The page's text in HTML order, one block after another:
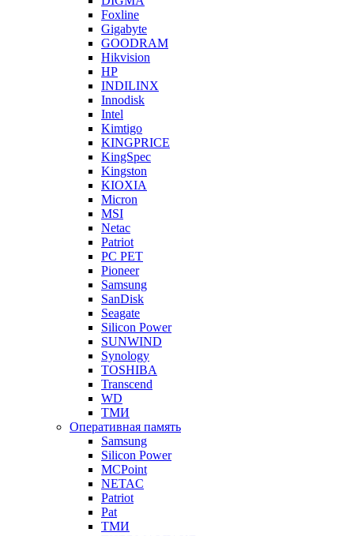
Foxline
Gigabyte
GOODRAM
Hikvision
HP
INDILINX
Innodisk
Intel
Kimtigo
KINGPRICE
KingSpec
Kingston
KIOXIA
Micron
MSI
Netac
Patriot
PC PET
Pioneer
Samsung
SanDisk
Seagate
Silicon Power
SUNWIND
Synology
TOSHIBA
Transcend
WD
ТМИ
Оперативная память
Samsung
Silicon Power
MCPoint
NETAC
Patriot
Pat
ТМИ